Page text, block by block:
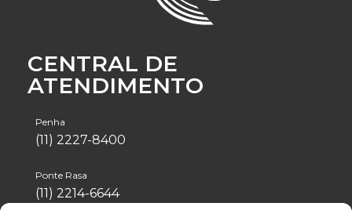
CENTRAL DE
ATENDIMENTO
Penha
(11) 2227-8400
Ponte Rasa
(11) 2214-6644